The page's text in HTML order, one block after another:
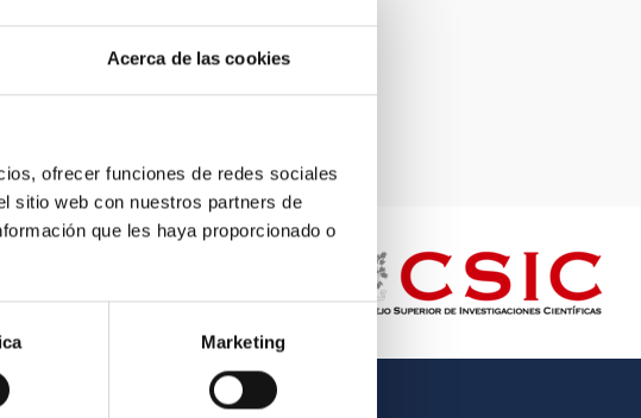
Acerca de las cookies
ofrecer funciones de redes sociales
sitio web con nuestros partners de
que les haya proporcionado o
Marketing